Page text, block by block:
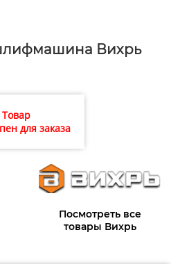
Вихрь
Товар
для заказа
Посмотреть все
товары Вихрь